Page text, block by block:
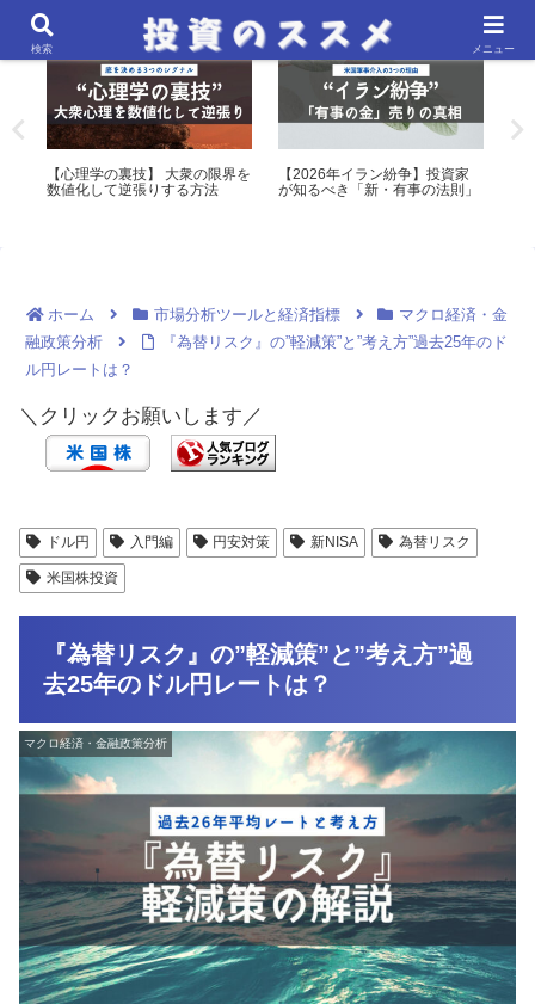
市場心理・テクニカル分析・アノマリー
【心理学の裏技】 大衆の限界を
数値化して逆張りする方法
【2026年イラン紛争】投資家
が知るべき「新・有事の法則」
ホーム 市場分析ツールと経済指標
マクロ経済・金
融政策分析
『為替リスク』の”軽減策”と”考え方”過去25年のド
ル円レートは？
＼クリックお願いします／
ドル円 入門編 円安対策 新NISA 為替リスク
米国株投資
『為替リスク』の”軽減策”と”考え方”過
去25年のドル円レートは？
マクロ経済・金融政策分析
検索 メニュー